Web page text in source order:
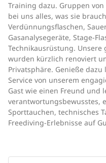
Training dazu. Gruppen von
bei uns alles, was sie
Verdünnungsflaschen,
Gasanalysegeräte, Stage-
Technikausrüstung. Unsere
wurden kürzlich renoviert
Privatsphäre. Genieße
Service von unserem
Gast wie einen Freund und
verantwortungsbewusstes,
Sporttauchen, technisches
Freediving-Erlebnisse auf